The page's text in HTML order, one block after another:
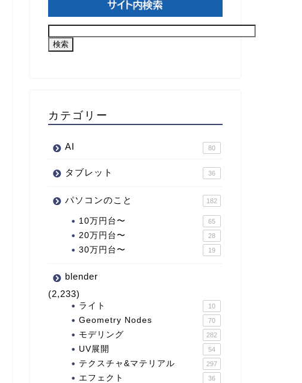
カテゴリー
AI 80
タブレット 36
パソコンのこと 182
10万円台〜 65
20万円台〜 28
30万円台〜 19
blender
(2,233)
ライト 10
Geometry Nodes 70
モデリング 282
UV展開 54
テクスチャ&マテリアル 297
エフェクト 36